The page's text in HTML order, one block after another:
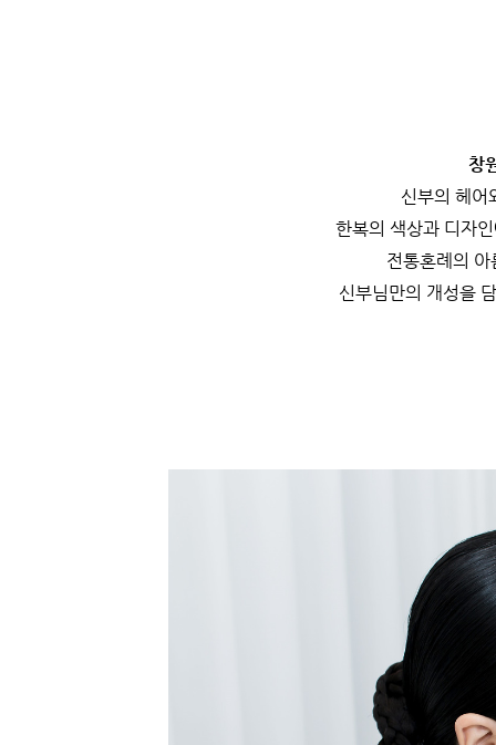
창
신부의 헤어
한복의 색상과 디자
전통혼례의
신부님만의 개성을